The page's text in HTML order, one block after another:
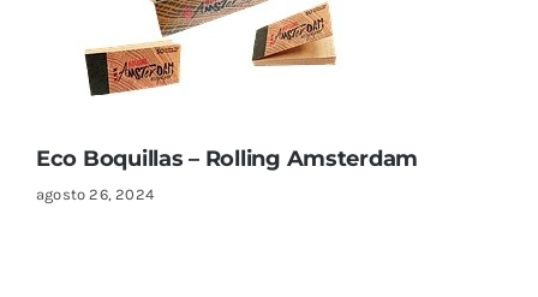
Eco Boquillas – Rolling Amsterdam
agosto 26, 2024